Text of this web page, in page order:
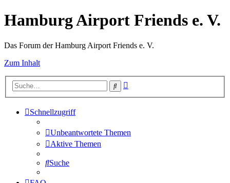
Hamburg Airport Friends e. V.
Das Forum der Hamburg Airport Friends e. V.
Zum Inhalt
Suche
Schnellzugriff
Unbeantwortete Themen
Aktive Themen
Suche